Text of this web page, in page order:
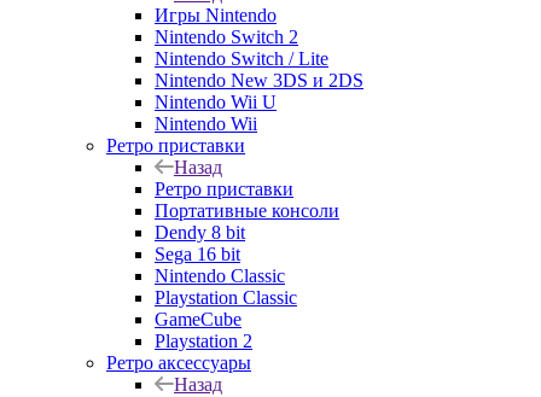
Игры Nintendo
Nintendo Switch 2
Nintendo Switch / Lite
Nintendo New 3DS и 2DS
Nintendo Wii U
Nintendo Wii
Ретро приставки
Назад
Ретро приставки
Портативные консоли
Dendy 8 bit
Sega 16 bit
Nintendo Classic
Playstation Classic
GameCube
Playstation 2
Ретро аксессуары
Назад